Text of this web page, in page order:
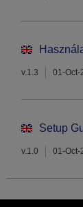
v.1.3 01-Oct-
Setup
v.1.0 01-Oct-